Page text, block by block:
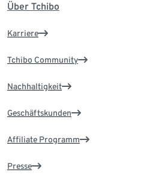
Über Tchibo
Karriere
Tchibo Community
Nachhaltigkeit
Geschäftskunden
Affiliate Programm
Presse